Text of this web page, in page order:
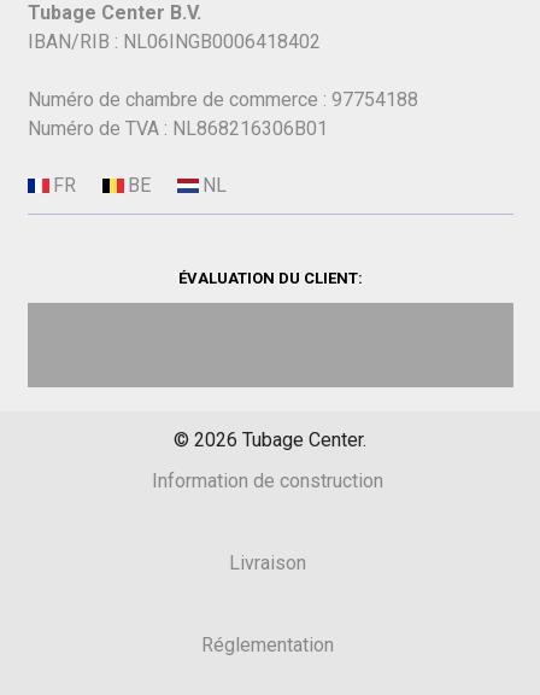
Tubage Center B.V.
IBAN/RIB : NL06INGB0006418402
Numéro de chambre de commerce : 97754188
Numéro de TVA : NL868216306B01
ÉVALUATION DU CLIENT:
© 2026 Tubage Center.
Information de construction
Livraison
Réglementation